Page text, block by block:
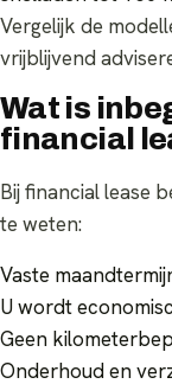
Vergelijk de
vrijblijvend
Wat is
financial
Bij financial lease
te weten:
Vaste
U wordt
Geen
Onderhoud en